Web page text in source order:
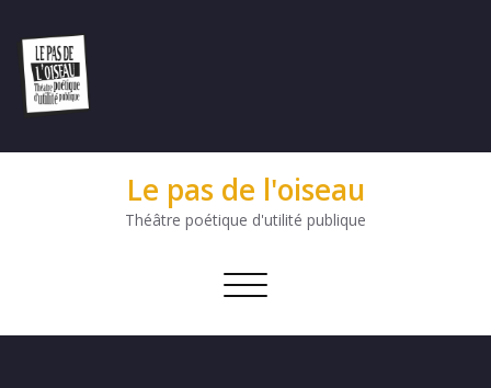
Le pas de l'oiseau
Théâtre poétique d'utilité publique
Afficher/masquer
navigation